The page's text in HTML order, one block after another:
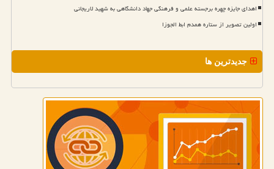
اهدای جایزه چهره برجسته علمی و فرهنگی جهاد دانشگاهی به شهید لاریجانی
اولین تصویر از ستاره همدم ابط الجوزا
جدیدترین ها